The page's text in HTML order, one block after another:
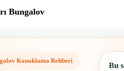
Bungalov
Konaklama Rehberi
Bu